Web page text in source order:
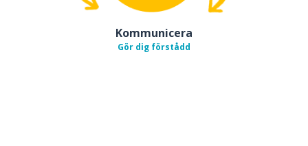
Kommunicera
Gör dig förstådd